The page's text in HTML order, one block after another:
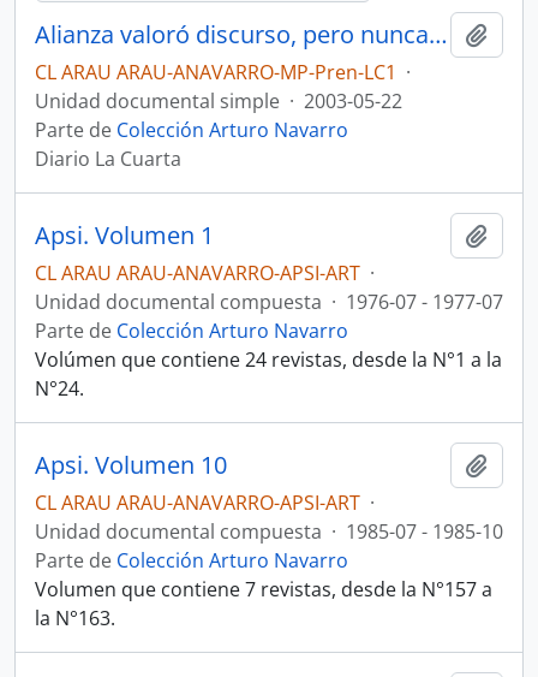
Alianza valoró discurso, pero nunca tanto. Opinión
CL ARAU ARAU-ANAVARRO-MP-Pren-LC1 ·
Unidad documental simple · 2003-05-22
Parte de Colección Arturo Navarro
Diario La Cuarta
Apsi. Volumen 1
CL ARAU ARAU-ANAVARRO-APSI-ART ·
Unidad documental compuesta · 1976-07 - 1977-07
Parte de Colección Arturo Navarro
Volúmen que contiene 24 revistas, desde la N°1 a la
N°24.
Apsi. Volumen 10
CL ARAU ARAU-ANAVARRO-APSI-ART ·
Unidad documental compuesta · 1985-07 - 1985-10
Parte de Colección Arturo Navarro
Volumen que contiene 7 revistas, desde la N°157 a
la N°163.